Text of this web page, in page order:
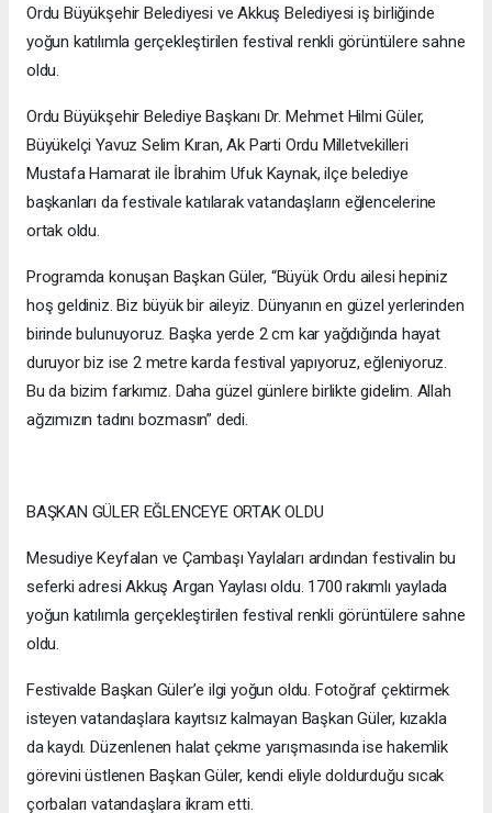
Ordu Büyükşehir Belediyesi ve Akkuş Belediyesi iş birliğinde
yoğun katılımla gerçekleştirilen festival renkli görüntülere sahne
oldu.
Ordu Büyükşehir Belediye Başkanı Dr. Mehmet Hilmi Güler,
Büyükelçi Yavuz Selim Kıran, Ak Parti Ordu Milletvekilleri
Mustafa Hamarat ile İbrahim Ufuk Kaynak, ilçe belediye
başkanları da festivale katılarak vatandaşların eğlencelerine
ortak oldu.
Programda konuşan Başkan Güler, “Büyük Ordu ailesi hepiniz
hoş geldiniz. Biz büyük bir aileyiz. Dünyanın en güzel yerlerinden
birinde bulunuyoruz. Başka yerde 2 cm kar yağdığında hayat
duruyor biz ise 2 metre karda festival yapıyoruz, eğleniyoruz.
Bu da bizim farkımız. Daha güzel günlere birlikte gidelim. Allah
ağzımızın tadını bozmasın” dedi.
BAŞKAN GÜLER EĞLENCEYE ORTAK OLDU
Mesudiye Keyfalan ve Çambaşı Yaylaları ardından festivalin bu
seferki adresi Akkuş Argan Yaylası oldu. 1700 rakımlı yaylada
yoğun katılımla gerçekleştirilen festival renkli görüntülere sahne
oldu.
Festivalde Başkan Güler’e ilgi yoğun oldu. Fotoğraf çektirmek
isteyen vatandaşlara kayıtsız kalmayan Başkan Güler, kızakla
da kaydı. Düzenlenen halat çekme yarışmasında ise hakemlik
görevini üstlenen Başkan Güler, kendi eliyle doldurduğu sıcak
çorbaları vatandaşlara ikram etti.